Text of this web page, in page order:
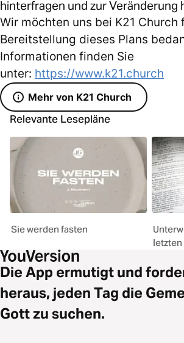
hinterfragen und zur Veränderung
Wir möchten uns bei K21 Church
Bereitstellung dieses Plans
Informationen finden Sie
unter: https://www.k21.church
Mehr von K21 Church
Relevante Lesepläne
Sie werden fasten
letzten
Die App ermutigt und
heraus, jeden Tag die
Gott zu suchen.